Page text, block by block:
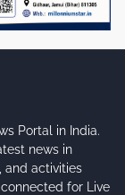
Portal in India.
news in
and activities
for Live